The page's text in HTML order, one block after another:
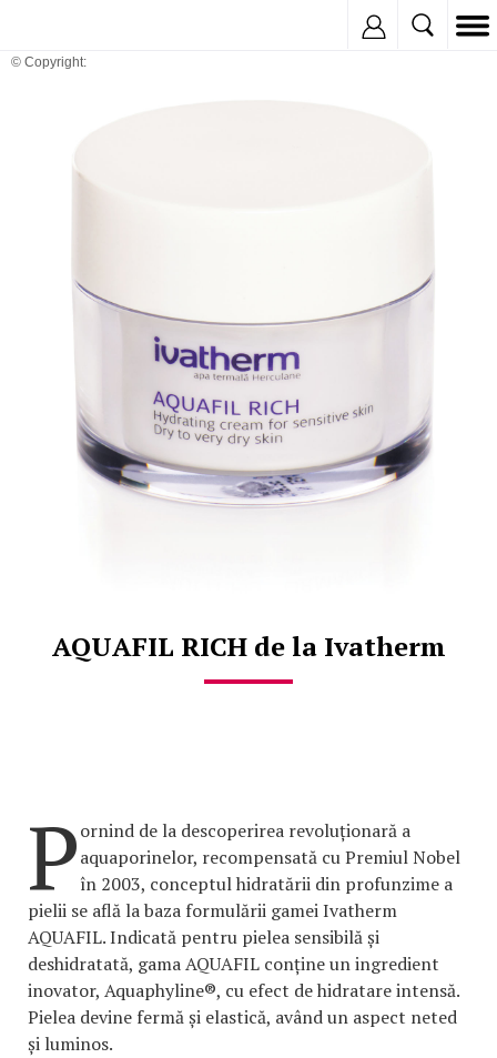
© Copyright:
AQUAFIL RICH de la Ivatherm
Pornind de la descoperirea revoluționară a
aquaporinelor, recompensată cu Premiul Nobel
în 2003, conceptul hidratării din profunzime a
pielii se află la baza formulării gamei Ivatherm
AQUAFIL. Indicată pentru pielea sensibilă și
deshidratată, gama AQUAFIL conține un ingredient
inovator, Aquaphyline®, cu efect de hidratare intensă.
Pielea devine fermă și elastică, având un aspect neted
și luminos.